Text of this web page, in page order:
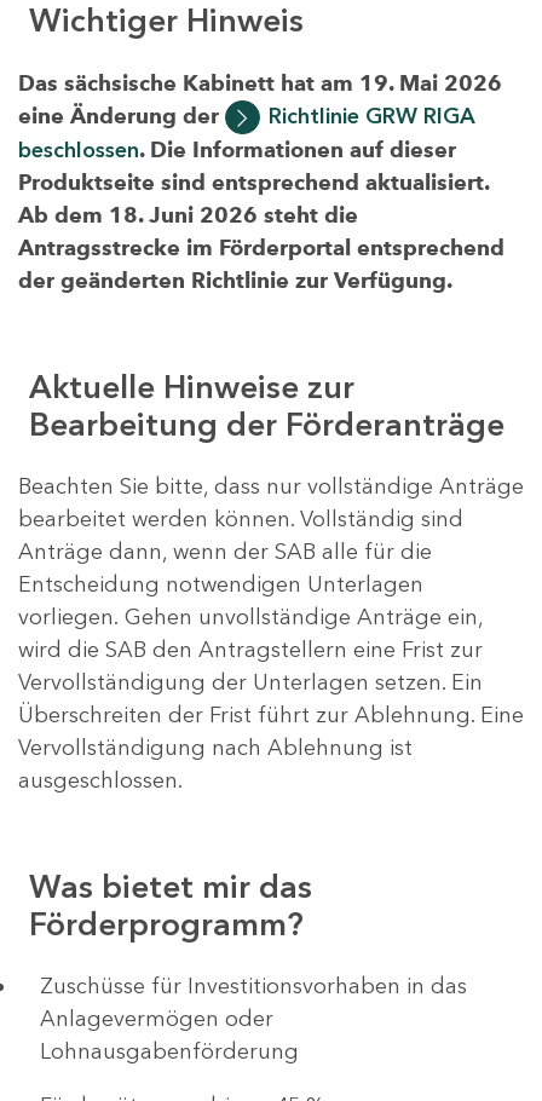
Wichtiger Hinweis
Das sächsische Kabinett hat am 19. Mai 2026
eine Änderung der
Richtlinie GRW RIGA
beschlossen. Die Informationen auf dieser
Produktseite sind entsprechend aktualisiert.
Ab dem 18. Juni 2026 steht die
Antragsstrecke im Förderportal entsprechend
der geänderten Richtlinie zur Verfügung.
Aktuelle Hinweise zur
Bearbeitung der Förderanträge
Beachten Sie bitte, dass nur vollständige Anträge
bearbeitet werden können. Vollständig sind
Anträge dann, wenn der SAB alle für die
Entscheidung notwendigen Unterlagen
vorliegen. Gehen unvollständige Anträge ein,
wird die SAB den Antragstellern eine Frist zur
Vervollständigung der Unterlagen setzen. Ein
Überschreiten der Frist führt zur Ablehnung. Eine
Vervollständigung nach Ablehnung ist
ausgeschlossen.
Was bietet mir das
Förderprogramm?
​​​​​​Zuschüsse für Investitionsvorhaben in das
Anlagevermögen oder
Lohnausgabenförderung